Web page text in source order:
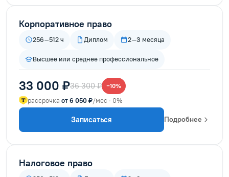
Корпоративное право
256–512 ч Диплом 2–3 месяца
Высшее или среднее профессиональное
33 000 ₽36 300 ₽ −10%
рассрочка от 6 050 ₽/мес · 0%
Записаться Подробнее
Налоговое право